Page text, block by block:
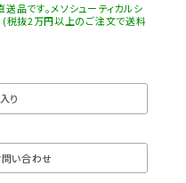
品です。メソシューティカルシ
(税抜2万円以上のご注文で送料
り
い合わせ